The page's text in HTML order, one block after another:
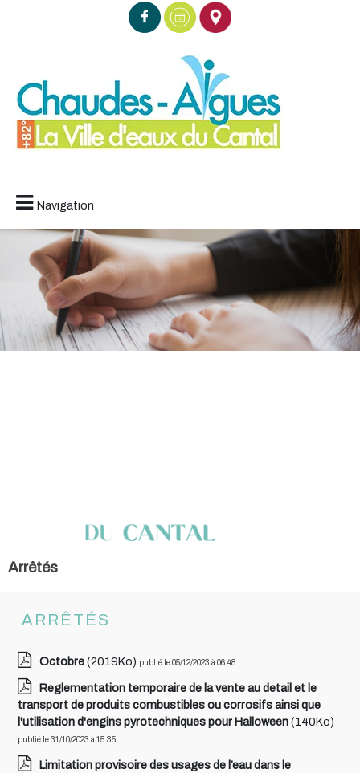
Navigation
Arrêtés
ARRÊTÉS
Octobre(2019Ko) publié le 05/12/2023 à 06:48
Reglementation temporaire de la vente au detail et le
transport de produits combustibles ou corrosifs ainsi que
l'utilisation d'engins pyrotechniques pour Halloween(140Ko)
publié le 31/10/2023 à 15:35
Limitation provisoire des usages de l’eau dans le